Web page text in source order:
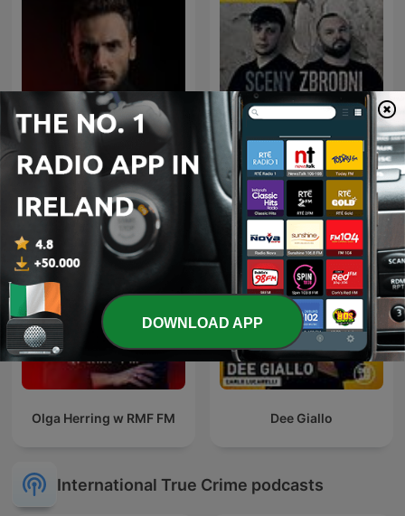
Kryminatorium Sceny zbrodni
Olga Herring w RMF FM Dee Giallo
International True Crime podcasts
DOWNLOAD APP